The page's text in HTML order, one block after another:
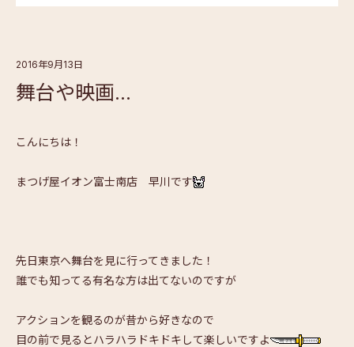
2016年9月13日
舞台や映画…
こんにちは！
まつげ屋イオン富士南店 早川です
先日東京へ舞台を見に行ってきました！
誰でも知ってる有名な方は出てないのですが
アクションを観るのが昔から好きなので
目の前で見るとハラハラドキドキして楽しいですよ